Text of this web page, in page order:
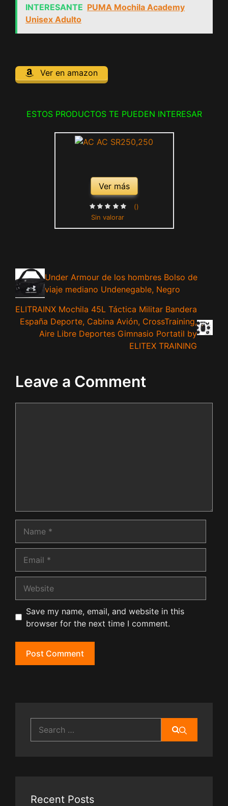
INTERESANTE PUMA Mochila Academy
Unisex Adulto
Ver en amazon
ESTOS PRODUCTOS TE PUEDEN INTERESAR
Ver más
Sin valorar
()
Under Armour de los hombres Bolso de
viaje mediano Undenegable, Negro
ELITRAINX Mochila 45L Táctica Militar Bandera
España Deporte, Cabina Avión, CrossTraining,
Aire Libre Deportes Gimnasio Portatil by
ELITEX TRAINING
Leave a Comment
Save my name, email, and website in this
browser for the next time I comment.
for:
Recent Posts